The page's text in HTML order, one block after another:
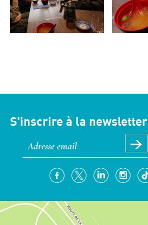
S'inscrire à la newsletter